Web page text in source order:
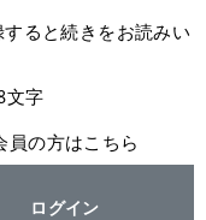
ると続きをお読みい
文字
員の方はこちら
ログイン